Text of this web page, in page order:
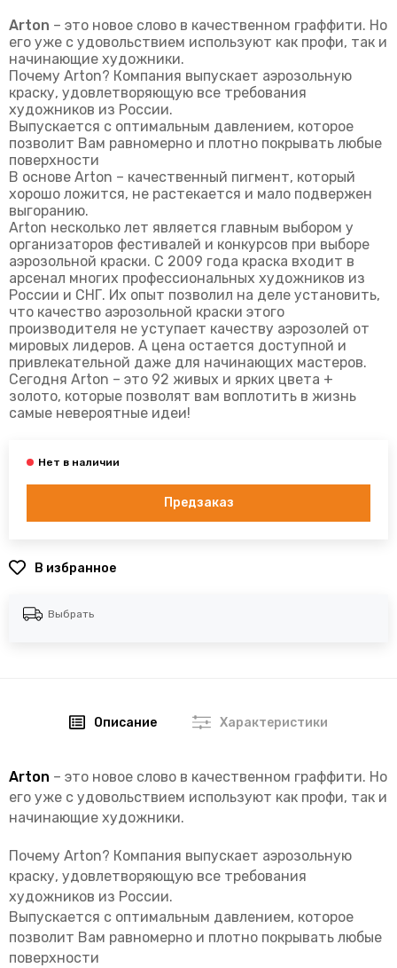
Arton – это новое слово в качественном граффити. Но
его уже с удовольствием используют как профи, так и
начинающие художники.
Почему Arton? Компания выпускает аэрозольную
краску, удовлетворяющую все требования
художников из России.
Выпускается с оптимальным давлением, которое
позволит Вам равномерно и плотно покрывать любые
поверхности
В основе Arton – качественный пигмент, который
хорошо ложится, не растекается и мало подвержен
выгоранию.
Arton несколько лет является главным выбором у
организаторов фестивалей и конкурсов при выборе
аэрозольной краски. С 2009 года краска входит в
арсенал многих профессиональных художников из
России и СНГ. Их опыт позволил на деле установить,
что качество аэрозольной краски этого
производителя не уступает качеству аэрозолей от
мировых лидеров. А цена остается доступной и
привлекательной даже для начинающих мастеров.
Сегодня Arton – это 92 живых и ярких цвета +
золото, которые позволят вам воплотить в жизнь
самые невероятные идеи!
Предзаказ
В избранное
Выбрать
Описание Характеристики
Arton – это новое слово в качественном граффити. Но
его уже с удовольствием используют как профи, так и
начинающие художники.
Почему Arton? Компания выпускает аэрозольную
краску, удовлетворяющую все требования
художников из России.
Выпускается с оптимальным давлением, которое
позволит Вам равномерно и плотно покрывать любые
поверхности